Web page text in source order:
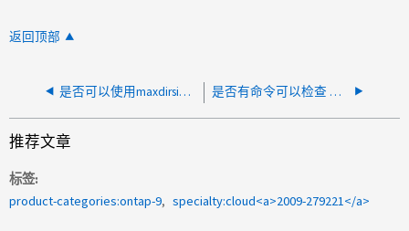
返回顶部
是否可以使用maxdirsize设置对文件夹设置容量限制 是否有命令可以检查 ONTAP 中每个根分区磁盘的数据、备用磁盘和奇偶校验磁盘
推荐文章
标签
product-categories:ontap-9
specialty:cloud<a>2009-279221</a>